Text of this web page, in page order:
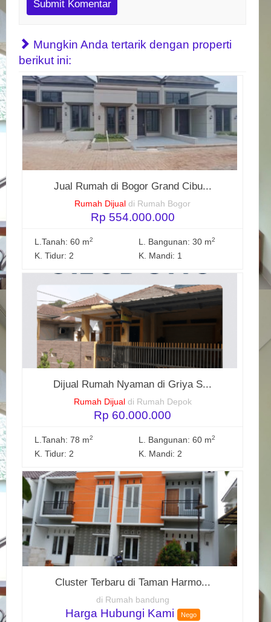
Mungkin Anda tertarik dengan properti
berikut ini:
Jual Rumah di Bogor Grand Cibu...
Rumah Dijual di Rumah Bogor
Rp 554.000.000
L.Tanah: 60 m2 L. Bangunan: 30 m2
K. Tidur: 2 K. Mandi: 1
Dijual Rumah Nyaman di Griya S...
Rumah Dijual di Rumah Depok
Rp 60.000.000
L.Tanah: 78 m2 L. Bangunan: 60 m2
K. Tidur: 2 K. Mandi: 2
Cluster Terbaru di Taman Harmo...
di Rumah bandung
Harga Hubungi Kami Nego